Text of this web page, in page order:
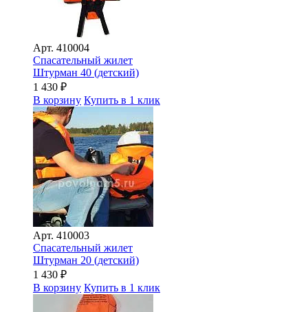
Арт. 410004
Спасательный жилет
Штурман 40 (детский)
1 430 ₽
В корзину Купить в 1 клик
Арт. 410003
Спасательный жилет
Штурман 20 (детский)
1 430 ₽
В корзину Купить в 1 клик